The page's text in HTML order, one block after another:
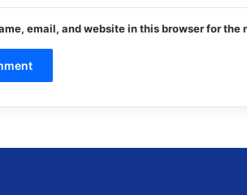
email, and website in this browser for the